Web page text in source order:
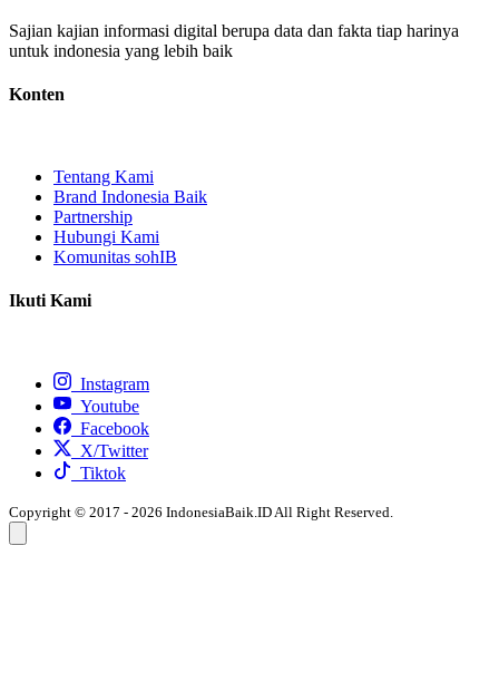
Sajian kajian informasi digital berupa data dan fakta tiap harinya
untuk indonesia yang lebih baik
Konten
Tentang Kami
Brand Indonesia Baik
Partnership
Hubungi Kami
Komunitas sohIB
Ikuti Kami
Instagram
Youtube
Facebook
X/Twitter
Tiktok
Copyright © 2017 - 2026 IndonesiaBaik.ID All Right Reserved.